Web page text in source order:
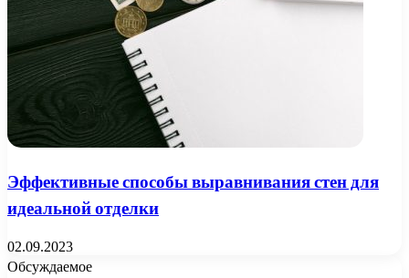
Эффективные способы выравнивания стен для
идеальной отделки
02.09.2023
Обсуждаемое